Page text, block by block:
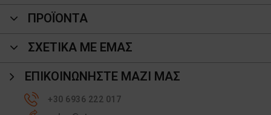
ΠΡΟΪΌΝΤΑ
ΣΧΕΤΙΚΑ ΜΕ ΕΜΑΣ
ΕΠΙΚΟΙΝΩΝΉΣΤΕ ΜΑΖΊ ΜΑΣ
+30 6936 222 017